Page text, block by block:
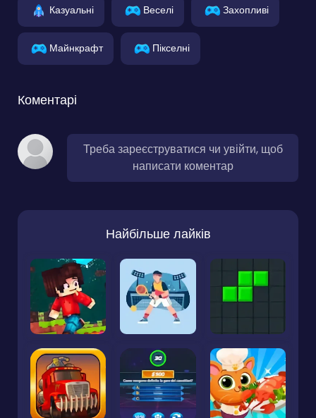
Казуальні Веселі Захопливі
Майнкрафт Пікселні
Коментарі
Треба зареєструватися чи увійти, щоб
написати коментар
Найбільше лайків